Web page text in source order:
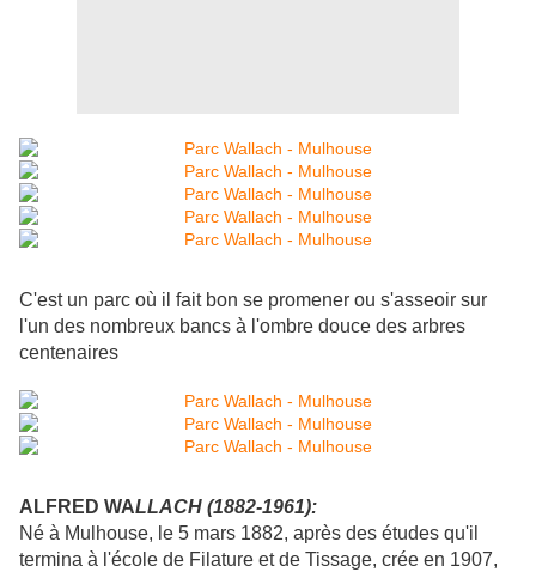
C'est un parc où il fait bon se promener ou s'asseoir sur
l'un des nombreux bancs à l'ombre douce des arbres
centenaires
ALFRED WALLACH (1882-1961):
Né à Mulhouse, le 5 mars 1882, après des études qu'il
termina à l'école de Filature et de Tissage, crée en 1907,